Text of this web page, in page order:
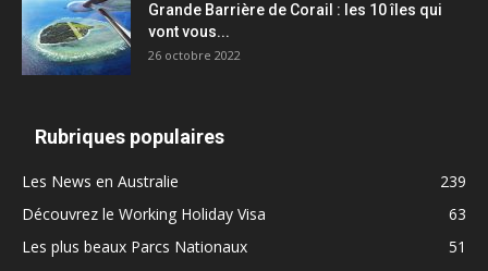
Grande Barrière de Corail : les 10 îles qui
vont vous...
26 octobre 2022
Rubriques populaires
Les News en Australie
239
Découvrez le Working Holiday Visa
63
Les plus beaux Parcs Nationaux
51